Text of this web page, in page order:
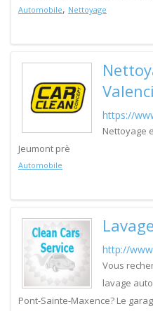
Automobile, Nettoyage
https://
Nettoyage
Jeumont prè
Automobile
http://
Vous
lavage
Pont-Sainte-Maxence? Le